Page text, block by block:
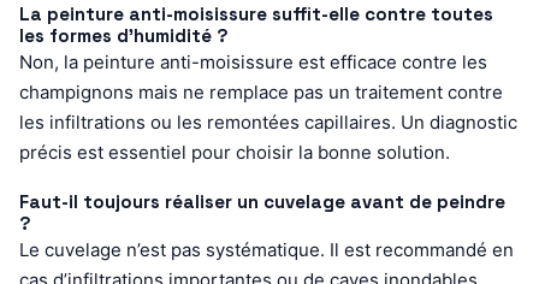
La peinture anti-moisissure suffit-elle contre toutes
les formes d’humidité ?
Non, la peinture anti-moisissure est efficace contre les
champignons mais ne remplace pas un traitement contre
les infiltrations ou les remontées capillaires. Un diagnostic
précis est essentiel pour choisir la bonne solution.
Faut-il toujours réaliser un cuvelage avant de peindre
?
Le cuvelage n’est pas systématique. Il est recommandé en